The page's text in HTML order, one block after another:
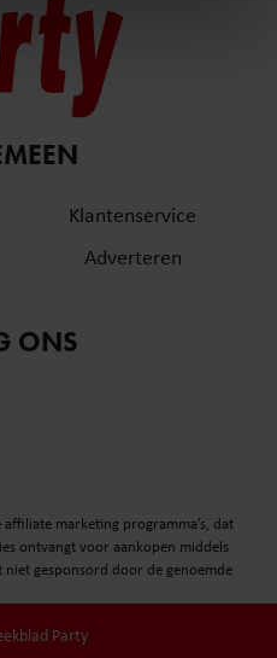
en advertenties te
social media te bieden
analyseren. Ook delen we
en analyse. Deze
verstrekt of die ze hebben
van hun services. U
Klantenservice
Adverteren
ONS
marketing programma’s, dat
ontvangt voor aankopen middels
gesponsord door de genoemde
Party